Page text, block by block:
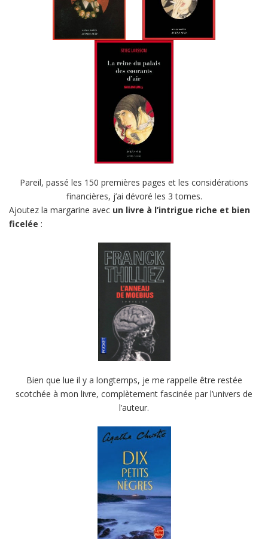
Pareil, passé les 150 premières pages et les considérations
financières, j’ai dévoré les 3 tomes.
Ajoutez la margarine avec un livre à l’intrigue riche et bien
ficelée :
Bien que lue il y a longtemps, je me rappelle être restée
scotchée à mon livre, complètement fascinée par l’univers de
l’auteur.